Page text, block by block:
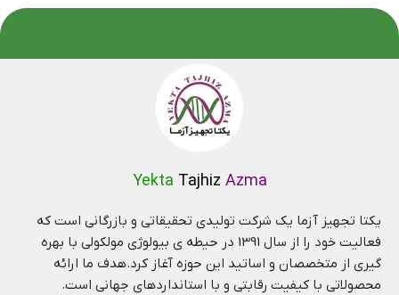
Yekta Tajhiz Azma
یکتا تجهیز آزما یک شرکت تولیدی تحقیقاتی و بازرگانی است که
فعالیت خود را از سال 1391 در حیطه ی بیولوژی مولکولی با بهره
گیری از متخصصان و اساتید این حوزه آغاز کرد.هدف ما ارائه
محصولاتی با کیفیت رقابتی و با استانداردهای جهانی است.